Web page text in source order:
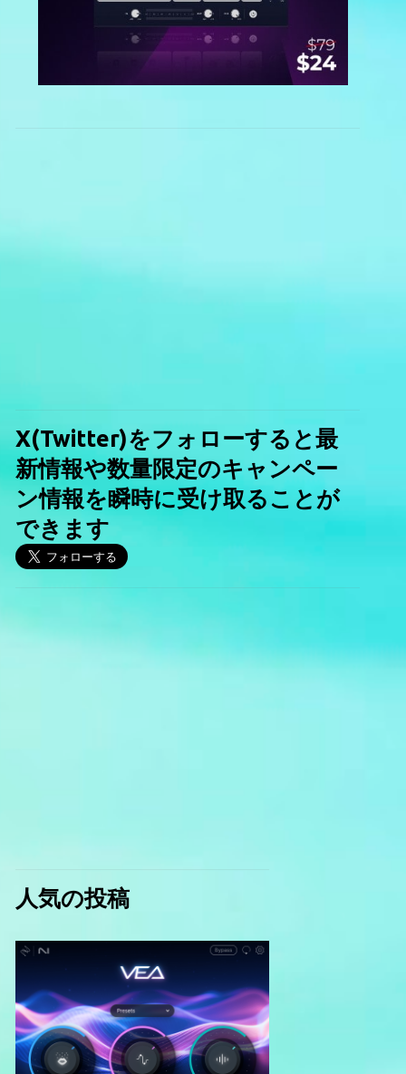
X(Twitter)をフォローすると最
新情報や数量限定のキャンペー
ン情報を瞬時に受け取ることが
できます
人気の投稿